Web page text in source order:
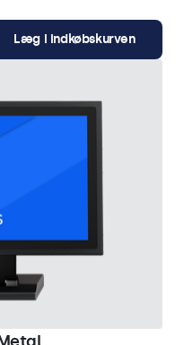
Læg i indkøbskurven